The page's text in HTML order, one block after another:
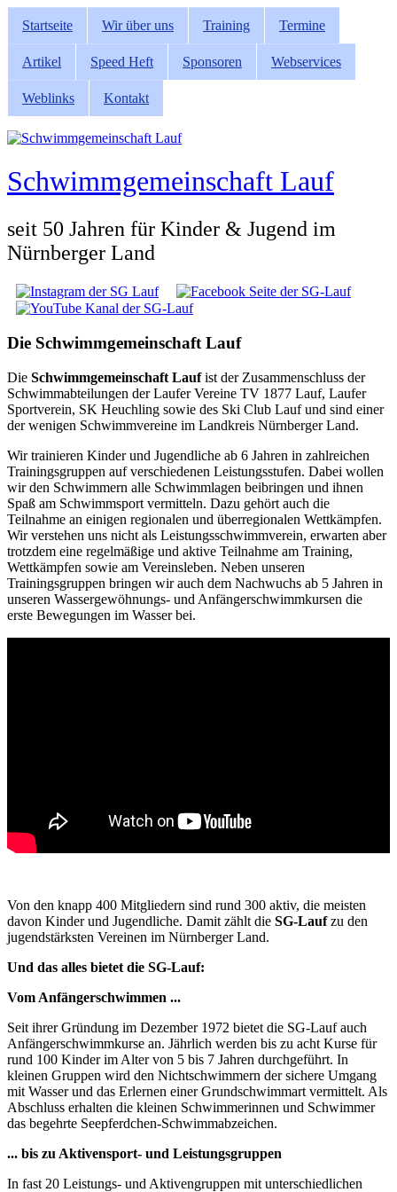
Hauptmenü
Startseite Wir über uns Training Termine
Artikel Speed Heft Sponsoren Webservices
Weblinks Kontakt
Schwimmgemeinschaft Lauf
seit 50 Jahren für Kinder & Jugend im
Nürnberger Land
Social Links
Die Schwimmgemeinschaft Lauf
Die Schwimmgemeinschaft Laufist der Zusammenschluss der
Schwimmabteilungen der Laufer Vereine TV 1877 Lauf, Laufer
Sportverein, SK Heuchling sowie des Ski Club Lauf und sind einer
der wenigen Schwimmvereine im Landkreis Nürnberger Land.
Wir trainieren Kinder und Jugendliche ab 6 Jahren in zahlreichen
Trainingsgruppen auf verschiedenen Leistungsstufen. Dabei wollen
wir den Schwimmern alle Schwimmlagen beibringen und ihnen
Spaß am Schwimmsport vermitteln. Dazu gehört auch die
Teilnahme an einigen regionalen und überregionalen Wettkämpfen.
Wir verstehen uns nicht als Leistungsschwimmverein, erwarten aber
trotzdem eine regelmäßige und aktive Teilnahme am Training,
Wettkämpfen sowie am Vereinsleben. Neben unseren
Trainingsgruppen bringen wir auch dem Nachwuchs ab 5 Jahren in
unseren Wassergewöhnungs- und Anfängerschwimmkursen die
erste Bewegungen im Wasser bei.
Von den knapp 400 Mitgliedern sind rund 300 aktiv, die meisten
davon Kinder und Jugendliche. Damit zählt die SG-Laufzu den
jugendstärksten Vereinen im Nürnberger Land.
Und das alles bietet die SG-Lauf:
Vom Anfängerschwimmen ...
Seit ihrer Gründung im Dezember 1972 bietet die SG-Lauf auch
Anfängerschwimmkurse an. Jährlich werden bis zu acht Kurse für
rund 100 Kinder im Alter von 5 bis 7 Jahren durchgeführt. In
kleinen Gruppen wird den Nichtschwimmern der sichere Umgang
mit Wasser und das Erlernen einer Grundschwimmart vermittelt. Als
Abschluss erhalten die kleinen Schwimmerinnen und Schwimmer
das begehrte Seepferdchen-Schwimmabzeichen.
... bis zu Aktivensport- und Leistungsgruppen
In fast 20 Leistungs- und Aktivengruppen mit unterschiedlichen